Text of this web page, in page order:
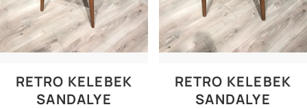
RETRO KELEBEK
SANDALYE
RETRO KELEBEK
SANDALYE